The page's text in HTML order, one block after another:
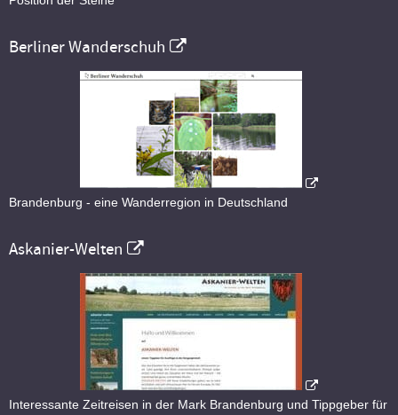
Berliner Wanderschuh
Brandenburg - eine Wanderregion in Deutschland
Askanier-Welten
Interessante Zeitreisen in der Mark Brandenburg und Tippgeber für